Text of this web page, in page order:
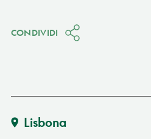
CONDIVIDI
Lisbona